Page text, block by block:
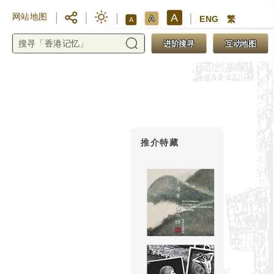
网站地图 A A A ENG 繁
进阶搜寻 互动地图
推介特藏